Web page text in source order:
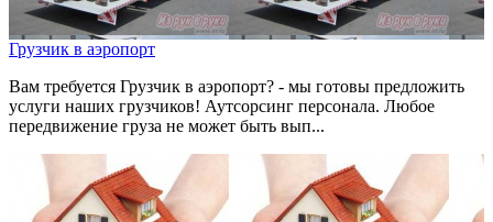
Грузчик в аэропорт
Вам требуется Грузчик в аэропорт? - мы готовы предложить
услуги наших грузчиков! Аутсорсинг персонала. Любое
передвижение груза не может быть вып...